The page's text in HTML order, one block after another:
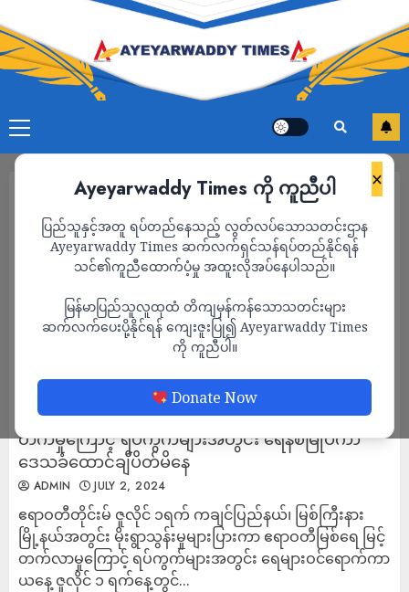
×
Ayeyarwaddy Times ကို ကူညီပါ
ပြည်သူနှင့်အတူ ရပ်တည်နေသည့် လွတ်လပ်သောသတင်းဌာန
Ayeyarwaddy Times ဆက်လက်ရှင်သန်ရပ်တည်နိုင်ရန်
သင်၏ကူညီထောက်ပံ့မှု အထူးလိုအပ်နေပါသည်။
မြန်မာပြည်သူလူထုထံ တိကျမှန်ကန်သောသတင်းများ
ဆက်လက်ပေးပို့နိုင်ရန် ကျေးဇူးပြု၍ Ayeyarwaddy Times
ကို ကူညီပါ။
Donate Now
မြစ်ကြီးနားတွင် မိုးရွာသွန်းမှုများပြားပြီး မြစ်ရေမြင့်
တက်မှုကြောင့် ရပ်ကွက်များအတွင်း ရေနစ်မြုပ်ကာ
ဒေသခံထောင်ချီပိတ်မိနေ
ADMIN JULY 2, 2024
ဧရာဝတီတိုင်းမ် ဇူလိုင် ၁ရက် ကချင်ပြည်နယ်၊ မြစ်ကြီးနား
မြို့နယ်အတွင်း မိုးရွာသွန်းမှုများပြားကာ ဧရာဝတီမြစ်ရေ မြင့်
တက်လာမှုကြောင့် ရပ်ကွက်များအတွင်း ရေများဝင်ရောက်ကာ
ယနေ့ ဇူလိုင် ၁ ရက်နေ့တွင်...